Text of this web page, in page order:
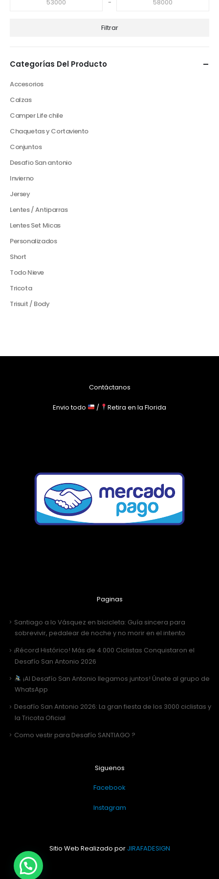
-
Filtrar
Categorías Del Producto
Accesorios
Calzas
Camper Life chile
Chaquetas y Cortaviento
Conjuntos
Desafio San antonio
Invierno
Jersey
Lentes / Antiparras
Lentes Set Micas
Personalizados
Short
Todo Nieve
Tricota
Trisuit / Body
Contáctanos
Envio todo / Retira en la Florida
Paginas
Santiago a lo Vásquez en bicicleta: Guía sincera para
sobrevivir, pedalear de noche y no morir en el intento
¡Récord Histórico! Más de 4.000 Ciclistas Conquistaron el
Desafío San Antonio 2026
¡Al Desafío San Antonio llegamos juntos! Únete al grupo de
WhatsApp
Desafío San Antonio 2026: La gran fiesta de los 3000 ciclistas y
la Tricota Oficial
Como vestir para Desafío SANTIAGO ?
Siguenos
Facebook
Instagram
Sitio Web Realizado por JIRAFADESIGN